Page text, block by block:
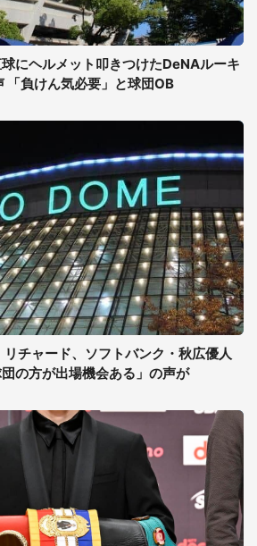
にヘルメット叩きつけたDeNAルーキ
「負けん気必要」と球団OB
チャード、ソフトバンク・秋広優人
の方が出場機会ある」の声が